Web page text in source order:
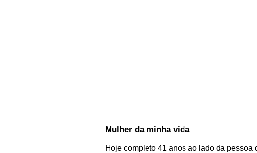
Mulher da minha vida
Hoje completo 41 anos ao lado da pessoa